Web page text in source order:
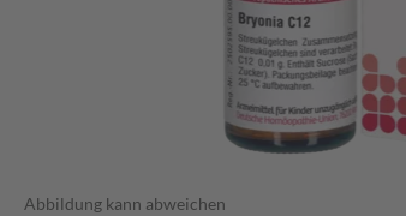
Abbildung kann abweichen